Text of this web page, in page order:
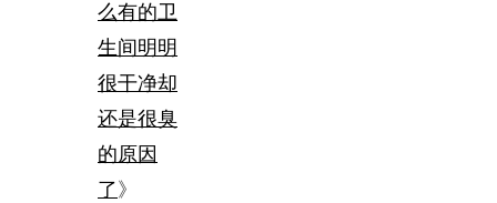
么有的卫
生间明明
很干净却
还是很臭
的原因
了 》